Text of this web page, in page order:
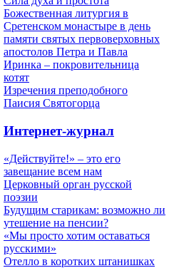
Божественная литургия в
Сретенском монастыре в день
памяти святых первоверховных
апостолов Петра и Павла
Иринка – покровительница
котят
Изречения преподобного
Паисия Святогорца
Интернет-журнал
«Действуйте!» – это его
завещание всем нам
Церковный орган русской
поэзии
Будущим старикам: возможно ли
утешение на пенсии?
«Мы просто хотим оставаться
русскими»
Отелло в коротких штанишках